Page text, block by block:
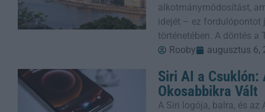
alkotmánymódosítást,
idejét – ez fordulópontot
történetében. A döntés a
Rooby
augusztus 6,
Siri AI a Csuklón:
Okosabbikra Vált
A Siri logója, balra, és az